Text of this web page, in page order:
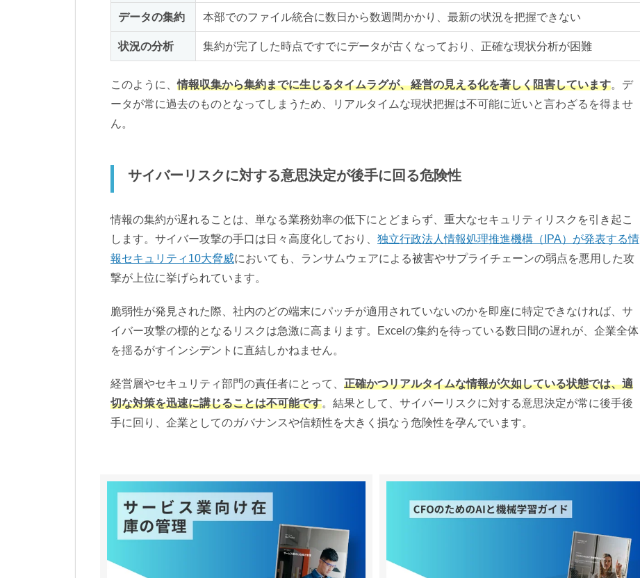
データの集約 本部でのファイル統合に数日から数週間かかり、最新の状況を把握できない
状況の分析 集約が完了した時点ですでにデータが古くなっており、正確な現状分析が困難
このように、情報収集から集約までに生じるタイムラグが、経営の見える化を著しく阻害しています。デ
ータが常に過去のものとなってしまうため、リアルタイムな現状把握は不可能に近いと言わざるを得ませ
ん。
サイバーリスクに対する意思決定が後手に回る危険性
情報の集約が遅れることは、単なる業務効率の低下にとどまらず、重大なセキュリティリスクを引き起こ
します。サイバー攻撃の手口は日々高度化しており、 独立行政法人情報処理推進機構（IPA）が発表する情
報セキュリティ10大脅威においても、ランサムウェアによる被害やサプライチェーンの弱点を悪用した攻
撃が上位に挙げられています。
脆弱性が発見された際、社内のどの端末にパッチが適用されていないのかを即座に特定できなければ、サ
イバー攻撃の標的となるリスクは急激に高まります。Excelの集約を待っている数日間の遅れが、企業全体
を揺るがすインシデントに直結しかねません。
経営層やセキュリティ部門の責任者にとって、 正確かつリアルタイムな情報が欠如している状態では、適
切な対策を迅速に講じることは不可能です。結果として、サイバーリスクに対する意思決定が常に後手後
手に回り、企業としてのガバナンスや信頼性を大きく損なう危険性を孕んでいます。